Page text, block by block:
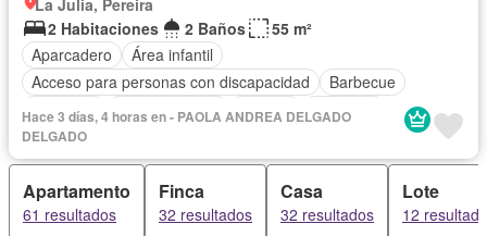
2 Habitaciones
2 Baños
55 m²
Aparcadero
Área infantil
Acceso para personas con discapacidad
Barbecue
Gimnasio
Cocina integral Internet
Ascensor
Gas natural
Piscina
Agua
Hace 3 días, 4 horas en - PAOLA ANDREA DELGADO
DELGADO
Apartamento
61 resultados
Finca
32 resultados
Casa
32 resultados
Lote
12